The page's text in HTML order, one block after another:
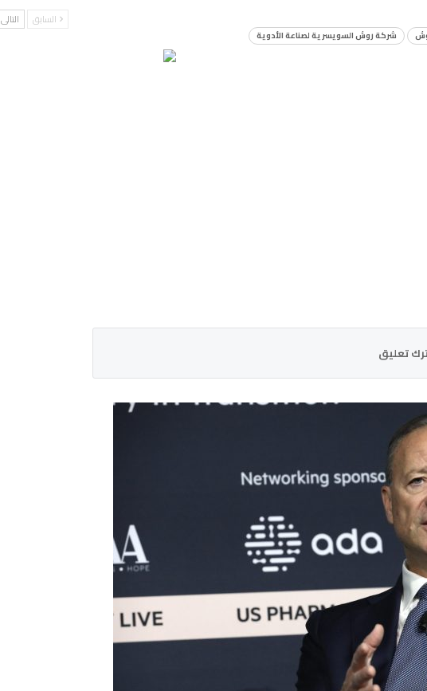
شركة روش السويسرية لصناعة الأدوية
تعليق
السابق التالى